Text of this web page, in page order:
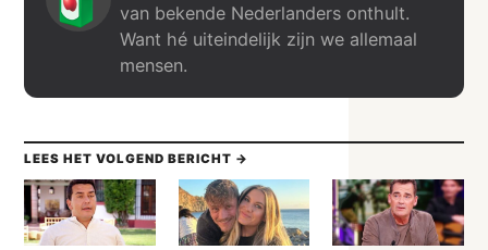
van bekende Nederlanders onthult.
Want hé uiteindelijk zijn we allemaal
mensen.
LEES HET VOLGEND BERICHT →